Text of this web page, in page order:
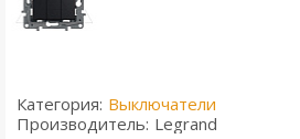
Категория: Выключатели
Производитель: Legrand